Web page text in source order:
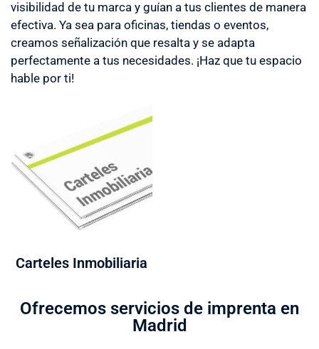
visibilidad de tu marca y guían a tus clientes de manera
efectiva. Ya sea para oficinas, tiendas o eventos,
creamos señalización que resalta y se adapta
perfectamente a tus necesidades. ¡Haz que tu espacio
hable por ti!
Carteles Inmobiliaria
Ofrecemos servicios de imprenta en
Madrid